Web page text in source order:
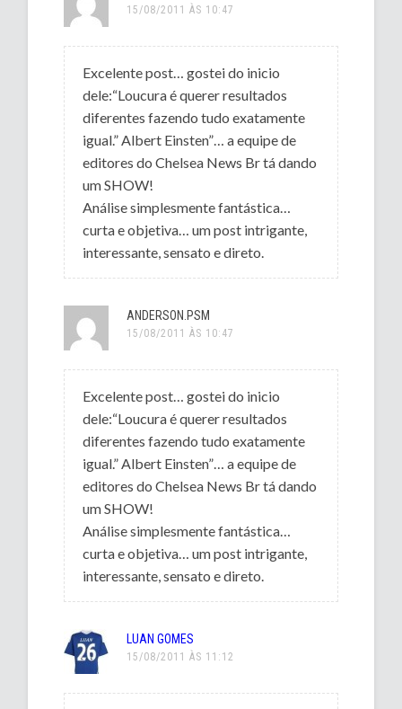
15/08/2011 ÀS 10:47
Excelente post… gostei do inicio
dele:“Loucura é querer resultados
diferentes fazendo tudo exatamente
igual.” Albert Einsten”… a equipe de
editores do Chelsea News Br tá dando
um SHOW!
Análise simplesmente fantástica…
curta e objetiva… um post intrigante,
interessante, sensato e direto.
ANDERSON.PSM
15/08/2011 ÀS 10:47
Excelente post… gostei do inicio
dele:“Loucura é querer resultados
diferentes fazendo tudo exatamente
igual.” Albert Einsten”… a equipe de
editores do Chelsea News Br tá dando
um SHOW!
Análise simplesmente fantástica…
curta e objetiva… um post intrigante,
interessante, sensato e direto.
LUAN GOMES
15/08/2011 ÀS 11:12